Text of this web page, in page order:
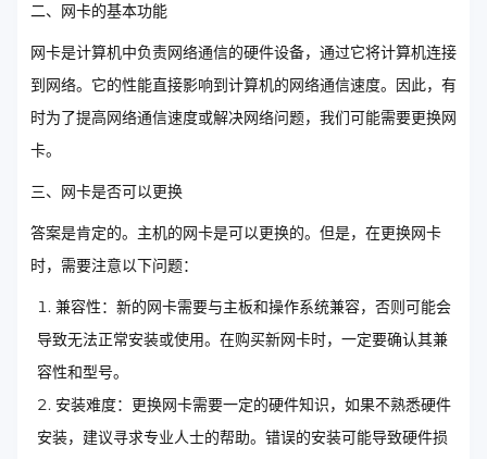
二、网卡的基本功能
网卡是计算机中负责网络通信的硬件设备，通过它将计算机连接
到网络。它的性能直接影响到计算机的网络通信速度。因此，有
时为了提高网络通信速度或解决网络问题，我们可能需要更换网
卡。
三、网卡是否可以更换
答案是肯定的。主机的网卡是可以更换的。但是，在更换网卡
时，需要注意以下问题：
兼容性：新的网卡需要与主板和操作系统兼容，否则可能会
导致无法正常安装或使用。在购买新网卡时，一定要确认其兼
容性和型号。
安装难度：更换网卡需要一定的硬件知识，如果不熟悉硬件
安装，建议寻求专业人士的帮助。错误的安装可能导致硬件损